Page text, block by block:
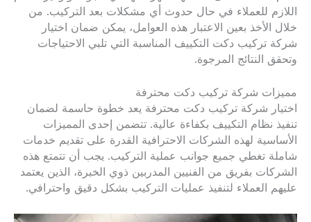
اللازم للعملاء في حال حدوث أي مشكلات بعد التركيب. من
خلال الأخذ بعين الاعتبار هذه العوامل، يمكن ضمان اختيار
شركة تركيب دكت التكييف المناسبة التي تلبي الاحتياجات
وتحقق النتائج المرجوة.
مميزات شركة تركيب دكت محترفة
اختيار شركة تركيب دكت محترفة يعد خطوة حاسمة لضمان
تنفيذ نظام التكييف بكفاءة عالية. تتضمن إحدى المميزات
الأساسية لهذه الشركات الاحترافية القدرة على تقديم خدمات
شاملة تغطي جميع جوانب عملية التركيب. يجب أن تتمتع هذه
الشركات بفريق من الفنيين المدربين ذوي الخبرة، الذين يعتمد
عليهم العملاء لتنفيذ عمليات التركيب بشكل دقيق واحترافي.